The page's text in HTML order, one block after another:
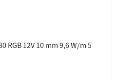
RGB 12V 10 mm 9,6 W/m 5